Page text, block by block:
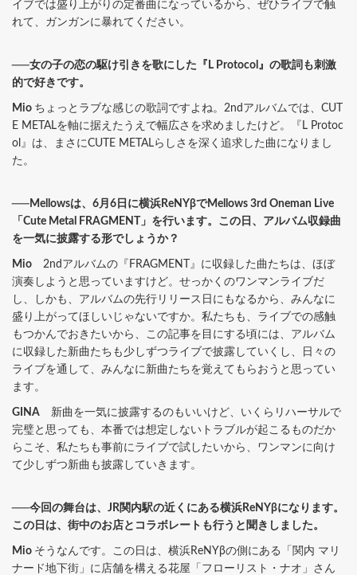
イブでは盛り上がりの定番曲になっているから、ぜひライブで触
れて、ガンガンに暴れてください。
──女の子の恋の駆け引きを歌にした『L Protocol』の歌詞も刺激
的で好きです。
Mio ちょっとラブな感じの歌詞ですよね。2ndアルバムでは、CUT
E METALを軸に据えたうえで幅広さを求めましたけど。『L Protoc
ol』は、まさにCUTE METALらしさを深く追求した曲になりまし
た。
──Mellowsは、6月6日に横浜ReNYβでMellows 3rd Oneman Live
「Cute Metal FRAGMENT」を行います。この日、アルバム収録曲
を一気に披露する形でしょうか？
Mio 2ndアルバムの『FRAGMENT』に収録した曲たちは、ほぼ
演奏しようと思っていますけど。せっかくのワンマンライブだ
し、しかも、アルバムの先行リリース日にもなるから、みんなに
盛り上がってほしいじゃないですか。私たちも、ライブでの感触
もつかんでおきたいから、この記事を目にする頃には、アルバム
に収録した新曲たちも少しずつライブで披露していくし、日々の
ライブを通して、みんなに新曲たちを覚えてもらおうと思ってい
ます。
GINA 新曲を一気に披露するのもいいけど、いくらリハーサルで
完璧と思っても、本番では想定しないトラブルが起こるものだか
らこそ、私たちも事前にライブで試したいから、ワンマンに向け
て少しずつ新曲も披露していきます。
──今回の舞台は、JR関内駅の近くにある横浜ReNYβになります。
この日は、街中のお店とコラボレートも行うと聞きしました。
Mio そうなんです。この日は、横浜ReNYβの側にある「関内 マリ
ナード地下街」に店舗を構える花屋「フローリスト・ナオ」さん